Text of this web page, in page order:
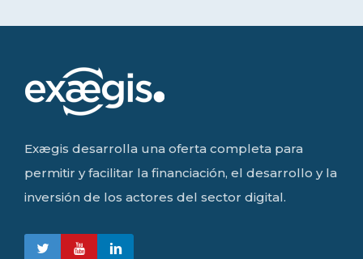
Exægis desarrolla una oferta completa para
permitir y facilitar la financiación, el desarrollo y la
inversión de los actores del sector digital.